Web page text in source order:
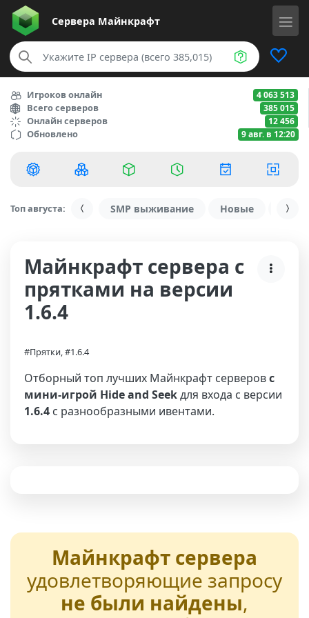
Сервера Майнкрафт
Игроков онлайн 4 063 513
Всего серверов 385 015
Онлайн серверов 12 456
Обновлено 9 авг. в 12:20
Топ августа: SMP выживание Новые С
Майнкрафт сервера с
прятками на версии
1.6.4
#Прятки, #1.6.4
Отборный топ лучших Майнкрафт серверовс
мини-игрой Hide and Seekдля входа с версии
1.6.4 с разнообразными ивентами.
Майнкрафт сервера
удовлетворяющие запросу
не были найдены,